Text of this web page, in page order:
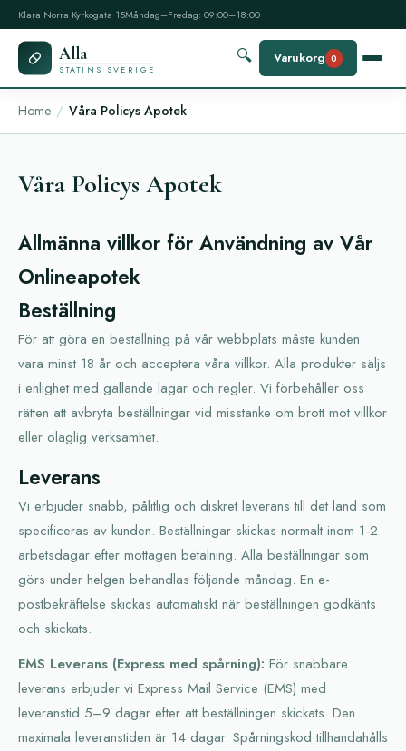
Klara Norra Kyrkogata 15Måndag–Fredag: 09:00–18:00
Alla
STATINS SVERIGE
🔍 Varukorg 0
Home Våra Policys Apotek
Våra Policys Apotek
Allmänna villkor för Användning av Vår
Onlineapotek
Beställning
För att göra en beställning på vår webbplats måste kunden
vara minst 18 år och acceptera våra villkor. Alla produkter säljs
i enlighet med gällande lagar och regler. Vi förbehåller oss
rätten att avbryta beställningar vid misstanke om brott mot villkor
eller olaglig verksamhet.
Leverans
Vi erbjuder snabb, pålitlig och diskret leverans till det land som
specificeras av kunden. Beställningar skickas normalt inom 1-2
arbetsdagar efter mottagen betalning. Alla beställningar som
görs under helgen behandlas följande måndag. En e-
postbekräftelse skickas automatiskt när beställningen godkänts
och skickats.
EMS Leverans (Express med spårning): För snabbare
leverans erbjuder vi Express Mail Service (EMS) med
leveranstid 5–9 dagar efter att beställningen skickats. Den
maximala leveranstiden är 14 dagar. Spårningskod tillhandahålls